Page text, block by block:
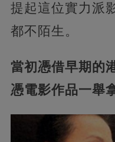
提起這位實力派
都不陌生。
當初憑借早期的
憑電影作品一舉